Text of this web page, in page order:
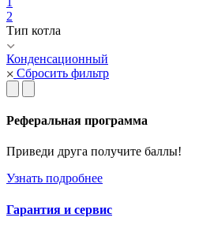
2
Тип котла
Конденсационный
Сбросить фильтр
Реферальная программа
Приведи друга получите баллы!
Узнать подробнее
Гарантия и сервис